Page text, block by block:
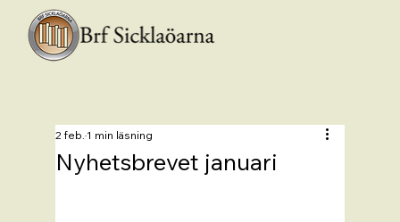
Nyhetsbrevet januari
2 feb.1 min läsning